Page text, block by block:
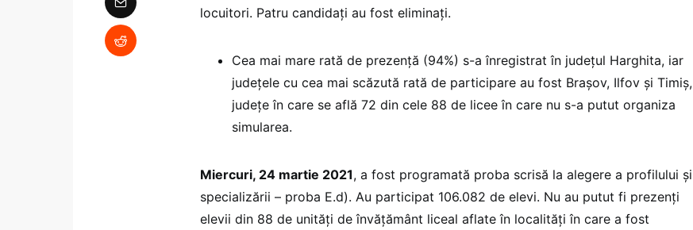
locuitori. Patru candidați au fost eliminați.
Cea mai mare rată de prezență (94%) s-a înregistrat în județul Harghita, iar
județele cu cea mai scăzută rată de participare au fost Brașov, Ilfov și Timiș,
județe în care se află 72 din cele 88 de licee în care nu s-a putut organiza
simularea.
Miercuri, 24 martie 2021, a fost programată proba scrisă la alegere a profilului și
specializării – proba E.d). Au participat 106.082 de elevi. Nu au putut fi prezenți
elevii din 88 de unități de învățământ liceal aflate în localități în care a fost